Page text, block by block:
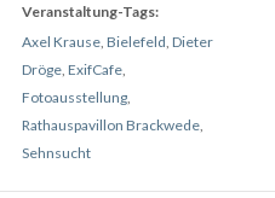
Veranstaltung-Tags:
Axel Krause Bielefeld Dieter
Dröge ExifCafe
Fotoausstellung
Rathauspavillon Brackwede
Sehnsucht